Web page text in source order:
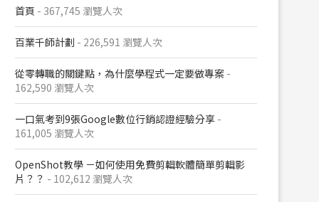
首頁 - 367,745 瀏覽人次
百業千師計劃 - 226,591 瀏覽人次
從零轉職的關鍵點，為什麼學程式一定要做專案 -
162,590 瀏覽人次
一口氣考到9張Google數位行銷認證經驗分享 -
161,005 瀏覽人次
OpenShot教學 －如何使用免費剪輯軟體簡單剪輯影
片？？ - 102,612 瀏覽人次